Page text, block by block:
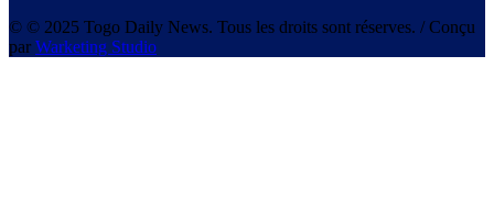
© © 2025 Togo Daily News. Tous les droits sont réserves. / Conçu
par Warketing Studio